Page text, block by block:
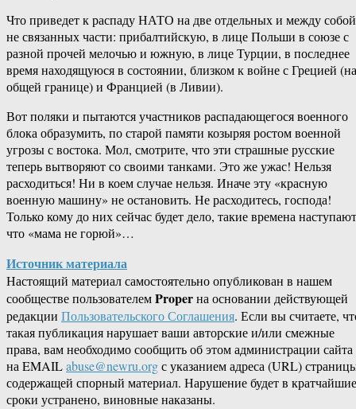
Что приведет к распаду НАТО на две отдельных и между собой
не связанных части: прибалтийскую, в лице Польши в союзе с
разной прочей мелочью и южную, в лице Турции, в последнее
время находящуюся в состоянии, близком к войне с Грецией (на
общей границе) и Францией (в Ливии).
Вот поляки и пытаются участников распадающегося военного
блока образумить, по старой памяти козыряя ростом военной
угрозы с востока. Мол, смотрите, что эти страшные русские
теперь вытворяют со своими танками. Это же ужас! Нельзя
расходиться! Ни в коем случае нельзя. Иначе эту «красную
военную машину» не остановить. Не расходитесь, господа!
Только кому до них сейчас будет дело, такие времена
что «мама не горюй»…
Источник материала
Настоящий материал самостоятельно опубликован в нашем
сообществе пользователемProperна основании действующей
редакции Пользовательского Соглашения. Если вы считаете,
такая публикация нарушает ваши авторские и/или смежные
права, вам необходимо сообщить об этом администрации сайта
на EMAILabuse@newru.orgс указанием адреса (URL)
содержащей спорный материал. Нарушение будет в кратчайшие
сроки устранено, виновные наказаны.